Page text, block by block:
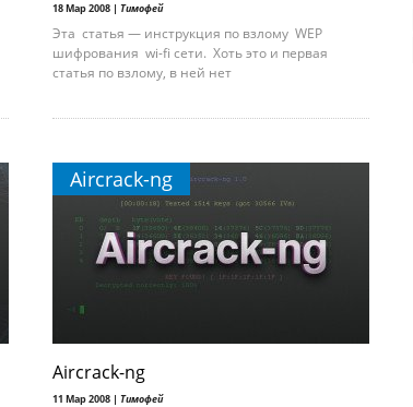
18 Мар 2008 | Тимофей
Эта статья — инструкция по взлому WEP
шифрования wi-fi сети. Хоть это и первая
статья по взлому, в ней нет
Aircrack-ng
Aircrack-ng
11 Мар 2008 | Тимофей